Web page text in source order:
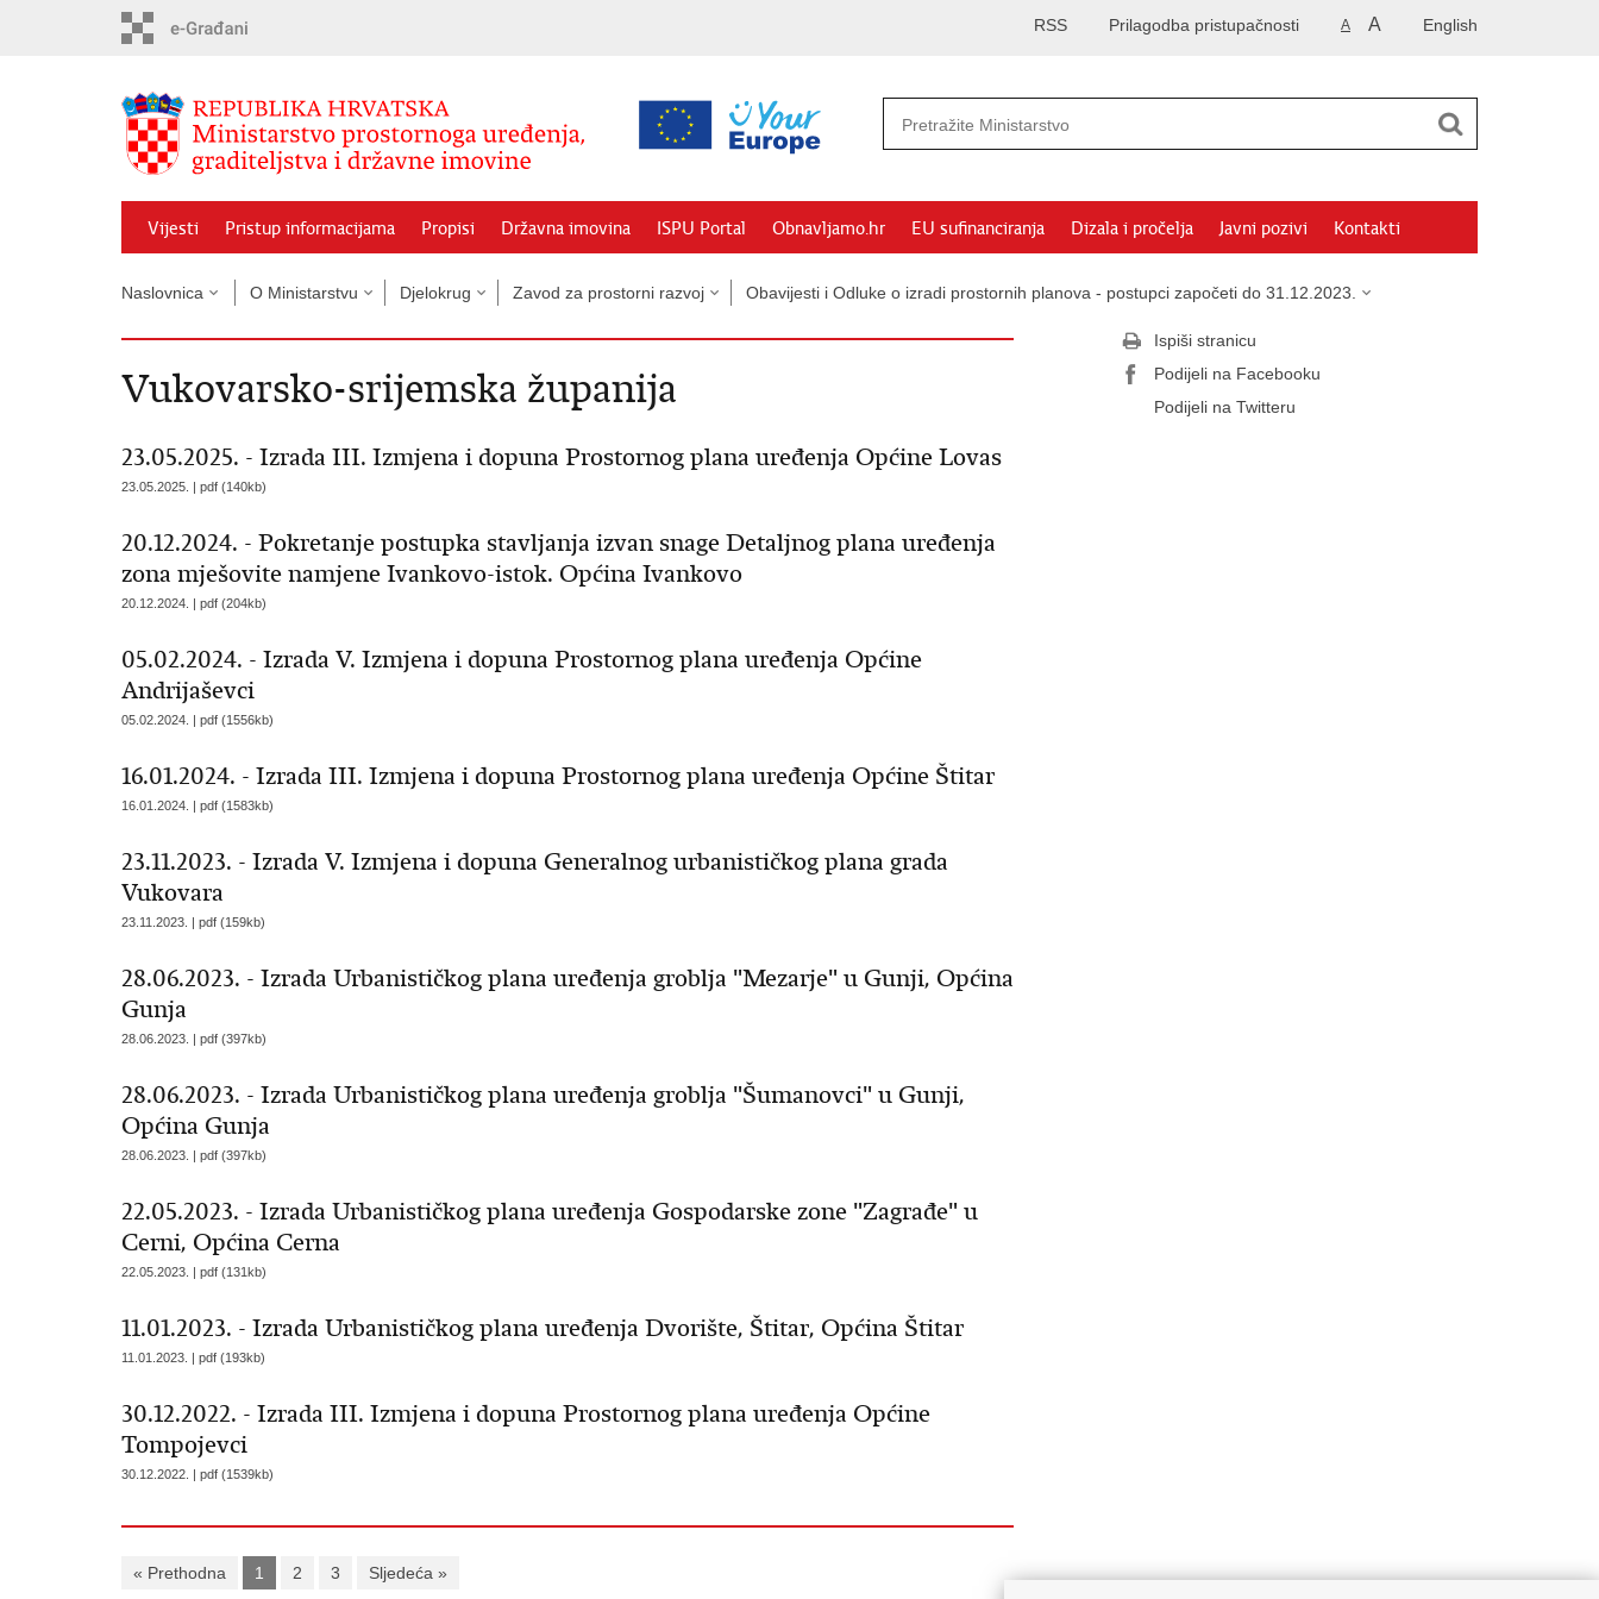
English
A A
Prilagodba pristupačnosti
RSS
Vijesti Pristup informacijama Propisi Državna imovina ISPU Portal Obnavljamo.hr EU sufinanciranja Dizala i pročelja Javni pozivi Kontakti
Naslovnica O Ministarstvu Djelokrug Zavod za prostorni razvoj Obavijesti i Odluke o izradi prostornih planova - postupci započeti do 31.12.2023.
Vukovarsko-srijemska županija
23.05.2025. - Izrada III. Izmjena i dopuna Prostornog plana uređenja Općine Lovas
23.05.2025. | pdf (140kb)
20.12.2024. - Pokretanje postupka stavljanja izvan snage Detaljnog plana uređenja
zona mješovite namjene Ivankovo-istok. Općina Ivankovo
20.12.2024. | pdf (204kb)
05.02.2024. - Izrada V. Izmjena i dopuna Prostornog plana uređenja Općine
Andrijaševci
05.02.2024. | pdf (1556kb)
16.01.2024. - Izrada III. Izmjena i dopuna Prostornog plana uređenja Općine Štitar
16.01.2024. | pdf (1583kb)
23.11.2023. - Izrada V. Izmjena i dopuna Generalnog urbanističkog plana grada
Vukovara
23.11.2023. | pdf (159kb)
28.06.2023. - Izrada Urbanističkog plana uređenja groblja "Mezarje" u Gunji, Općina
Gunja
28.06.2023. | pdf (397kb)
28.06.2023. - Izrada Urbanističkog plana uređenja groblja "Šumanovci" u Gunji,
Općina Gunja
28.06.2023. | pdf (397kb)
22.05.2023. - Izrada Urbanističkog plana uređenja Gospodarske zone "Zagrađe" u
Cerni, Općina Cerna
22.05.2023. | pdf (131kb)
11.01.2023. - Izrada Urbanističkog plana uređenja Dvorište, Štitar, Općina Štitar
11.01.2023. | pdf (193kb)
30.12.2022. - Izrada III. Izmjena i dopuna Prostornog plana uređenja Općine
Tompojevci
30.12.2022. | pdf (1539kb)
« Prethodna 1 2 3 Sljedeća »
Ispiši stranicu
Podijeli na Facebooku
Podijeli na Twitteru